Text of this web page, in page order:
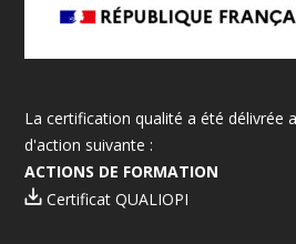
La certification qualité a été délivrée
d'action suivante :
ACTIONS DE FORMATION
Certificat QUALIOPI